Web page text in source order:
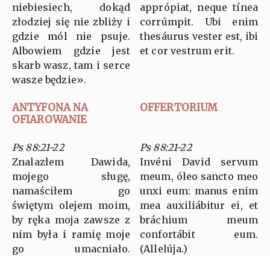
niebiesiech, dokąd
złodziej się nie zbliży i
gdzie mól nie psuje.
Albowiem gdzie jest
skarb wasz, tam i serce
wasze będzie».
apprópiat, neque tínea
corrúmpit. Ubi enim
thesáurus vester est, ibi
et cor vestrum erit.
ANTYFONA NA
OFIAROWANIE
OFFERTORIUM
Ps 88:21-22
Znalazłem Dawida,
mojego sługę,
namaściłem go
świętym olejem moim,
by ręka moja zawsze z
nim była i ramię moje
go umacniało.
Ps 88:21-22
Invéni David servum
meum, óleo sancto meo
unxi eum: manus enim
mea auxiliábitur ei, et
bráchium meum
confortábit eum.
(Allelúja.)